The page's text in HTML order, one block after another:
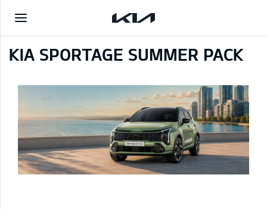
KIA SPORTAGE SUMMER PACK